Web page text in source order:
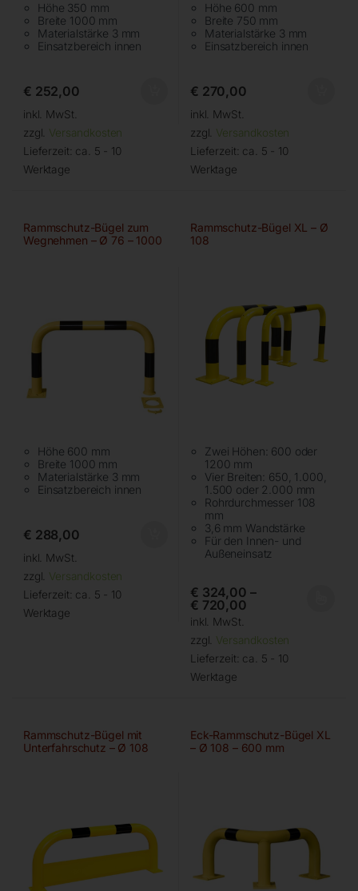
Höhe 350 mm
Breite 1000 mm
Materialstärke 3 mm
Einsatzbereich innen
€ 252,00
inkl. MwSt.
zzgl. Versandkosten
Lieferzeit: ca. 5 - 10
Werktage
Höhe 600 mm
Breite 750 mm
Materialstärke 3 mm
Einsatzbereich innen
€ 270,00
inkl. MwSt.
zzgl. Versandkosten
Lieferzeit: ca. 5 - 10
Werktage
Rammschutz-Bügel zum
Wegnehmen – Ø 76 – 1000
Höhe 600 mm
Breite 1000 mm
Materialstärke 3 mm
Einsatzbereich innen
€ 288,00
inkl. MwSt.
zzgl. Versandkosten
Lieferzeit: ca. 5 - 10
Werktage
Rammschutz-Bügel XL – Ø
108
Zwei Höhen: 600 oder
1200 mm
Vier Breiten: 650, 1.000,
1.500 oder 2.000 mm
Rohrdurchmesser 108
mm
3,6 mm Wandstärke
Für den Innen- und
Außeneinsatz
€ 324,00 –
€ 720,00
inkl. MwSt.
zzgl. Versandkosten
Lieferzeit: ca. 5 - 10
Werktage
Rammschutz-Bügel mit
Unterfahrschutz – Ø 108
Eck-Rammschutz-Bügel XL
– Ø 108 – 600 mm